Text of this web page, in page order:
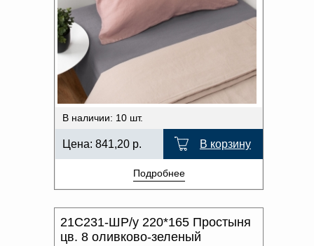
В наличии: 10 шт.
Цена: 841,20 р. В корзину
Подробнее
21С231-ШР/у 220*165 Простыня
цв. 8 оливково-зеленый